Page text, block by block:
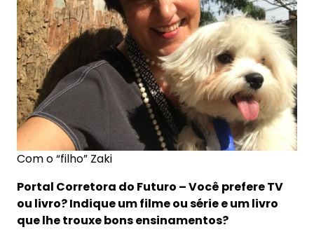
Com o “filho” Zaki
Portal Corretora do Futuro – Você prefere TV
ou livro? Indique um filme ou série e um livro
que lhe trouxe bons ensinamentos?